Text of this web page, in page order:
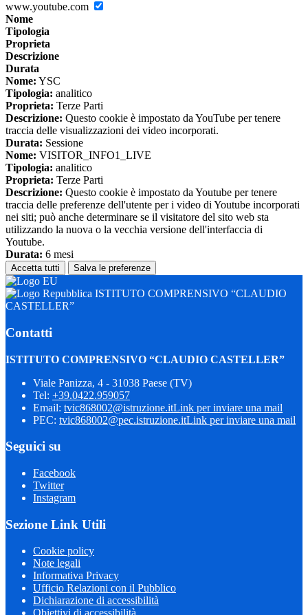
www.youtube.com
Nome
Tipologia
Proprieta
Descrizione
Durata
Nome: YSC
Tipologia: analitico
Proprieta: Terze Parti
Descrizione: Questo cookie è impostato da YouTube per tenere
traccia delle visualizzazioni dei video incorporati.
Durata: Sessione
Nome: VISITOR_INFO1_LIVE
Tipologia: analitico
Proprieta: Terze Parti
Descrizione: Questo cookie è impostato da Youtube per tenere
traccia delle preferenze dell'utente per i video di Youtube incorporati
nei siti; può anche determinare se il visitatore del sito web sta
utilizzando la nuova o la vecchia versione dell'interfaccia di
Youtube.
Durata: 6 mesi
Accetta tutti Salva le preferenze
ISTITUTO COMPRENSIVO “CLAUDIO
CASTELLER”
Contatti
ISTITUTO COMPRENSIVO “CLAUDIO CASTELLER”
Viale Panizza, 4 - 31038 Paese (TV)
Tel: +39.0422.959057
Email: tvic868002@istruzione.itLink per inviare una mail
PEC: tvic868002@pec.istruzione.itLink per inviare una mail
Seguici su
Facebook
Twitter
Instagram
Sezione Link Utili
Cookie policy
Note legali
Informativa Privacy
Ufficio Relazioni con il Pubblico
Dichiarazione di accessibilità